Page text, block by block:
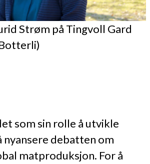
Strøm på Tingvoll Gard
som sin rolle å utvikle
nyansere debatten om
matproduksjon. For å